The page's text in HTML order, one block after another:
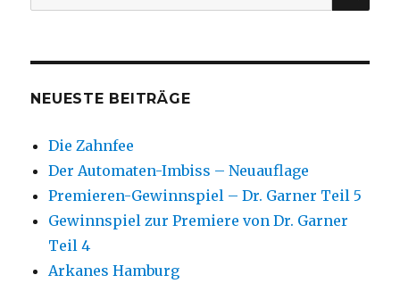
nach:
NEUESTE BEITRÄGE
Die Zahnfee
Der Automaten-Imbiss – Neuauflage
Premieren-Gewinnspiel – Dr. Garner Teil 5
Gewinnspiel zur Premiere von Dr. Garner
Teil 4
Arkanes Hamburg